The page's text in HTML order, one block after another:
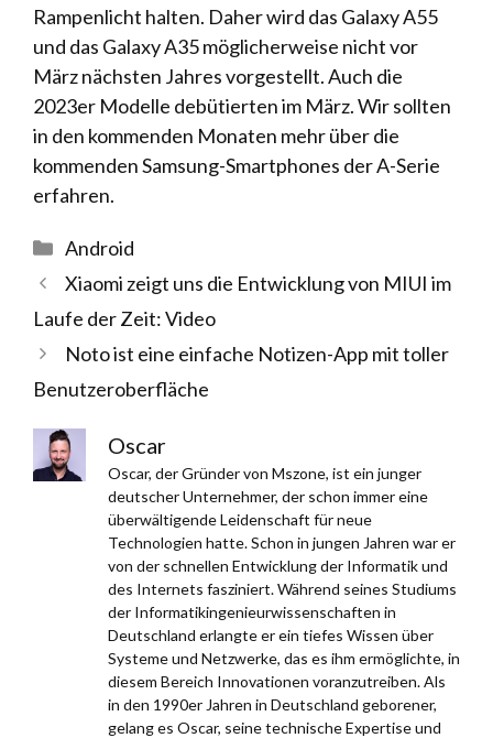
Rampenlicht halten. Daher wird das Galaxy A55
und das Galaxy A35 möglicherweise nicht vor
März nächsten Jahres vorgestellt. Auch die
2023er Modelle debütierten im März. Wir sollten
in den kommenden Monaten mehr über die
kommenden Samsung-Smartphones der A-Serie
erfahren.
Kategorien
Android
Xiaomi zeigt uns die Entwicklung von MIUI im
Laufe der Zeit: Video
Noto ist eine einfache Notizen-App mit toller
Benutzeroberfläche
Oscar
Oscar, der Gründer von Mszone, ist ein junger
deutscher Unternehmer, der schon immer eine
überwältigende Leidenschaft für neue
Technologien hatte. Schon in jungen Jahren war er
von der schnellen Entwicklung der Informatik und
des Internets fasziniert. Während seines Studiums
der Informatikingenieurwissenschaften in
Deutschland erlangte er ein tiefes Wissen über
Systeme und Netzwerke, das es ihm ermöglichte, in
diesem Bereich Innovationen voranzutreiben. Als
in den 1990er Jahren in Deutschland geborener,
gelang es Oscar, seine technische Expertise und